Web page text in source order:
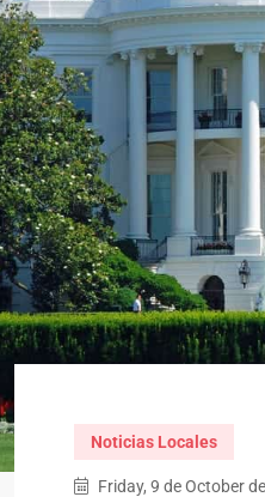
Noticias Locales
Friday, 9 de October